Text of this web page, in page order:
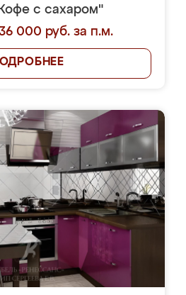
с сахаром"
000 руб. за п.м.